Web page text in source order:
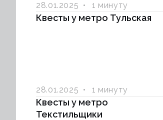
28.01.2025 1 минуту
Квесты у метро Тульская
28.01.2025 1 минуту
Квесты у метро
Текстильщики